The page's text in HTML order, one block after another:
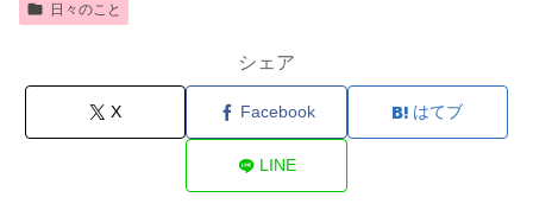
日々のこと
シェア
X Facebook はてブ
LINE